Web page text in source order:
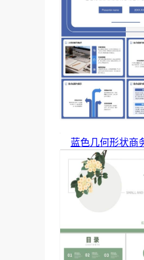
蓝色几何形状商